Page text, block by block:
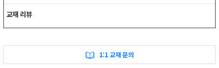
교재 리뷰
1:1 교재 문의